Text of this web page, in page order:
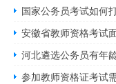
国家公务员考试如何
安徽省教师资格考试
河北遴选公务员有年
参加教师资格证考试